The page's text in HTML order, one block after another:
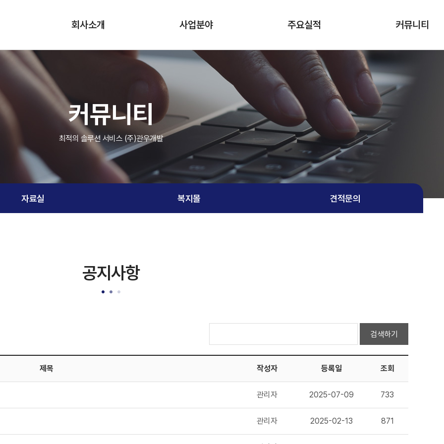
회사소개
연혁
조직도
보유 인증·수상
오시는 길
사업분야
근로자파견
생산라인도급
주요실적
클라이언트
주요 수행 실적
커뮤니티
커뮤니티
최적의 솔루션 서비스 (주)관우개발
자료실 복지몰 견적문의
공지사항
검색하기
제목 작성자 등록일 조회
관리자 2025-07-09 733
관리자 2025-02-13 871